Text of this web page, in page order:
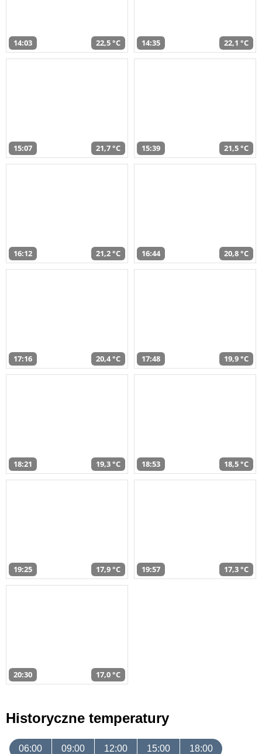
14:03 22,5 °C 14:35 22,1 °C
15:07 21,7 °C 15:39 21,5 °C
16:12 21,2 °C 16:44 20,8 °C
17:16 20,4 °C 17:48 19,9 °C
18:21 19,3 °C 18:53 18,5 °C
19:25 17,9 °C 19:57 17,3 °C
20:30 17,0 °C
Historyczne temperatury
06:00 09:00 12:00 15:00 18:00